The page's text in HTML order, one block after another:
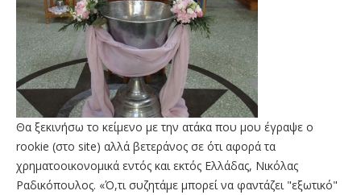
Θα ξεκινήσω το κείμενο με την ατάκα που μου έγραψε ο
rookie (στο site) αλλά βετεράνος σε ότι αφορά τα
χρηματοοικονομικά εντός και εκτός Ελλάδας, Νικόλας
Ραδικόπουλος. «Ό,τι συζητάμε μπορεί να φαντάζει "εξωτικό"